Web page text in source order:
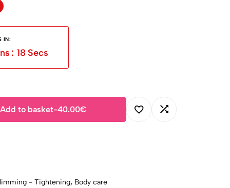
IN:
: 18 Secs
Add to basket-40.00€
- Tightening, Body care